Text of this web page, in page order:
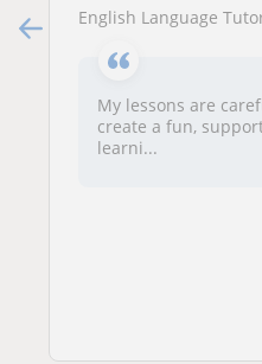
English Language Tutor
My lessons are
create a fun,
learni...